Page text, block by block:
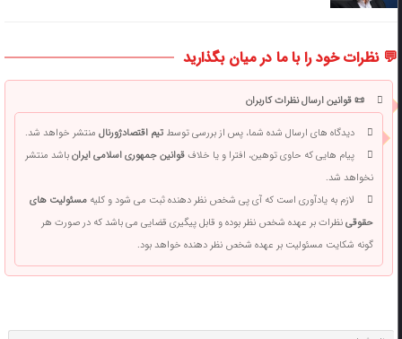
💬 نظرات خود را با ما در میان بگذارید
📜 قوانین ارسال نظرات کاربران
دیدگاه های ارسال شده شما، پس از بررسی توسطتیم اقتصادژورنالمنتشر خواهد شد.
پیام هایی که حاوی توهین، افترا و یا خلافقوانین جمهوری اسلامی ایرانباشد منتشر
نخواهد شد.
لازم به یادآوری است که آی پی شخص نظر دهنده ثبت می شود و کلیهمسئولیت های
حقوقینظرات بر عهده شخص نظر بوده و قابل پیگیری قضایی می باشد که در صورت هر
گونه شکایت مسئولیت بر عهده شخص نظر دهنده خواهد بود.